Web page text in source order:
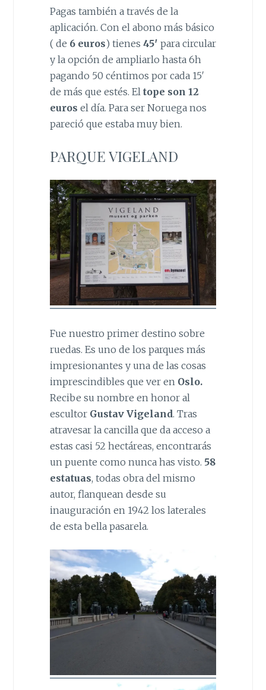
Pagas también a través de la
aplicación. Con el abono más básico
( de 6 euros) tienes 45′ para circular
y la opción de ampliarlo hasta 6h
pagando 50 céntimos por cada 15′
de más que estés. El tope son 12
euros el día. Para ser Noruega nos
pareció que estaba muy bien.
PARQUE VIGELAND
Fue nuestro primer destino sobre
ruedas. Es uno de los parques más
impresionantes y una de las cosas
imprescindibles que ver en Oslo.
Recibe su nombre en honor al
escultor Gustav Vigeland. Tras
atravesar la cancilla que da acceso a
estas casi 52 hectáreas, encontrarás
un puente como nunca has visto. 58
estatuas, todas obra del mismo
autor, flanquean desde su
inauguración en 1942 los laterales
de esta bella pasarela.